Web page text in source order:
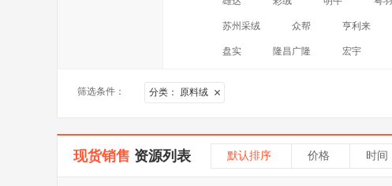
苏州采绒 众帮 亨利来
盘实 隆昌广隆 宏宇
筛选条件： 分类： 原料绒
现货销售 资源列表 默认排序 价格 时间